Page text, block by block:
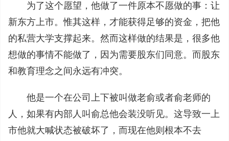
为了这个愿望，他做了一件原本不愿做的事：让
新东方上市。惟其这样，才能获得足够的资金，把他
的私营大学支撑起来。然而这样做的结果是，很多他
想做的事情不能做了，因为需要股东们同意。而股东
和教育理念之间永远有冲突。
他是一个在公司上下被叫做老俞或者俞老师的
人，如果有内部人叫俞总他会装没听见。这导致一上
市他就大喊状态被破坏了，而现在他则根本不去